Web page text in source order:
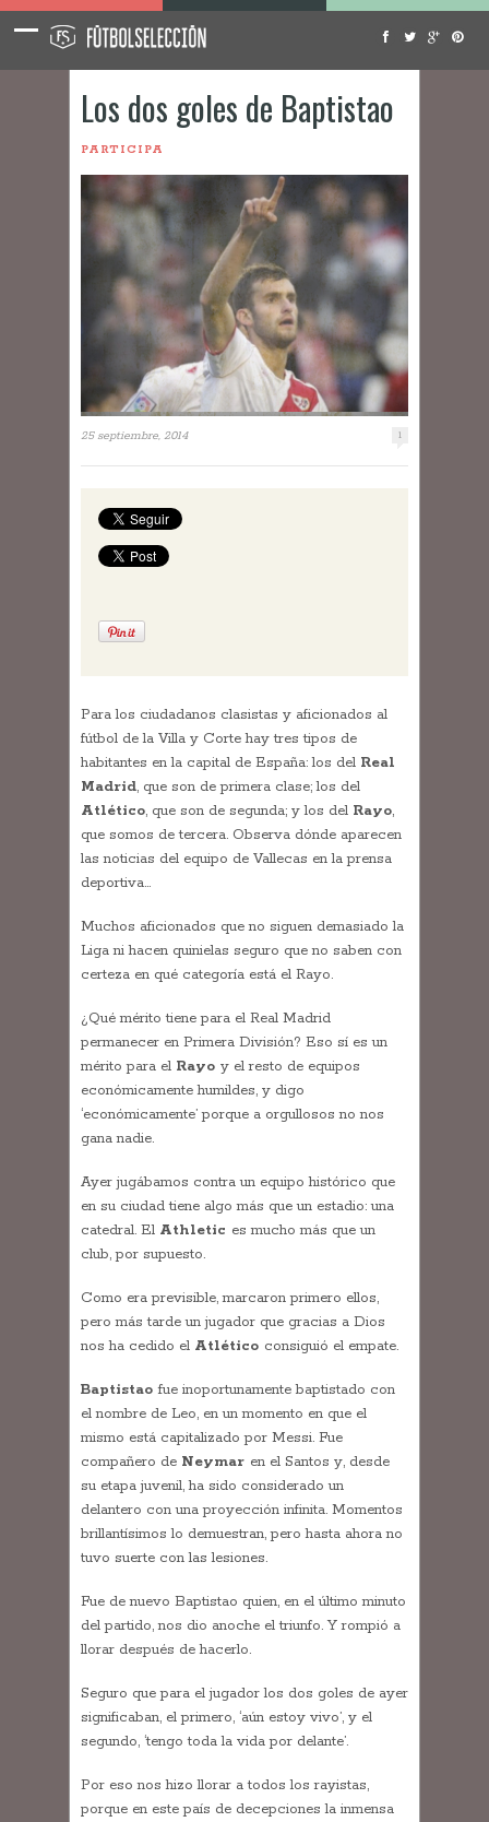
Los dos goles de Baptistao
PARTICIPA
25 septiembre, 2014 1
Para los ciudadanos clasistas y aficionados al
fútbol de la Villa y Corte hay tres tipos de
habitantes en la capital de España: los del Real
Madrid, que son de primera clase; los del
Atlético, que son de segunda; y los del Rayo,
que somos de tercera. Observa dónde aparecen
las noticias del equipo de Vallecas en la prensa
deportiva…
Muchos aficionados que no siguen demasiado la
Liga ni hacen quinielas seguro que no saben con
certeza en qué categoría está el Rayo.
¿Qué mérito tiene para el Real Madrid
permanecer en Primera División? Eso sí es un
mérito para el Rayo y el resto de equipos
económicamente humildes, y digo
‘económicamente’ porque a orgullosos no nos
gana nadie.
Ayer jugábamos contra un equipo histórico que
en su ciudad tiene algo más que un estadio: una
catedral. El Athletic es mucho más que un
club, por supuesto.
Como era previsible, marcaron primero ellos,
pero más tarde un jugador que gracias a Dios
nos ha cedido el Atlético consiguió el empate.
Baptistaofue inoportunamente baptistado con
el nombre de Leo, en un momento en que el
mismo está capitalizado por Messi. Fue
compañero de Neymar en el Santos y, desde
su etapa juvenil, ha sido considerado un
delantero con una proyección infinita. Momentos
brillantísimos lo demuestran, pero hasta ahora no
tuvo suerte con las lesiones.
Fue de nuevo Baptistao quien, en el último minuto
del partido, nos dio anoche el triunfo. Y rompió a
llorar después de hacerlo.
Seguro que para el jugador los dos goles de ayer
significaban, el primero, ‘aún estoy vivo’, y el
segundo, ‘tengo toda la vida por delante’.
Por eso nos hizo llorar a todos los rayistas,
porque en este país de decepciones la inmensa